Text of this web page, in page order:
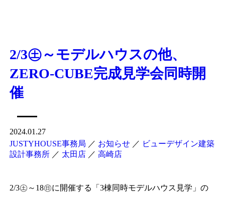
2/3㊏～モデルハウスの他、
ZERO-CUBE完成見学会同時開
催
2024.01.27
JUSTYHOUSE事務局 ／ お知らせ／ ビューデザイン建築
設計事務所／ 太田店／ 高崎店
2/3㊏～18㊐に開催する「3棟同時モデルハウス見学」の